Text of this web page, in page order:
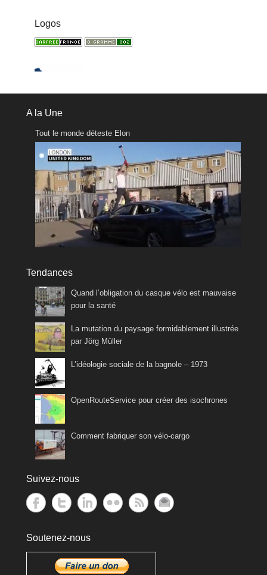
Logos
A la Une
Tout le monde déteste Elon
Tendances
Quand l’obligation du casque vélo est mauvaise
pour la santé
La mutation du paysage formidablement illustrée
par Jörg Müller
L’idéologie sociale de la bagnole – 1973
OpenRouteService pour créer des isochrones
Comment fabriquer son vélo-cargo
Suivez-nous
Soutenez-nous